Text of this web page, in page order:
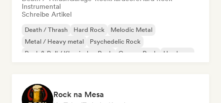
Instrumental
Schreibe Artikel
Death / Thrash Hard Rock
Melodic Metal
Metal / Heavy metal
Psychedelic Rock
Rock & Roll / Klassischer Rock
Garage-Rock Hardcore
Rock na Mesa